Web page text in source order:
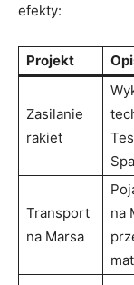
efekty:
Projekt
Zasilanie
rakiet
Transport
na Marsa
na